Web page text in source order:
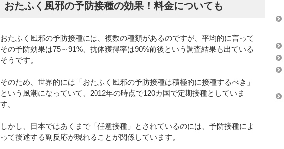
おたふく風邪の予防接種の効果！料金についても
おたふく風邪の予防接種には、複数の種類があるのですが、平均的に言って
その予防効果は75～91%、抗体獲得率は90%前後という調査結果も出ている
そうです。
そのため、世界的には「おたふく風邪の予防接種は積極的に接種するべき」
という風潮になっていて、2012年の時点で120カ国で定期接種としていま
す。
しかし、日本ではあくまで「任意接種」とされているのには、予防接種によ
って後述する副反応が現れることが関係しています。